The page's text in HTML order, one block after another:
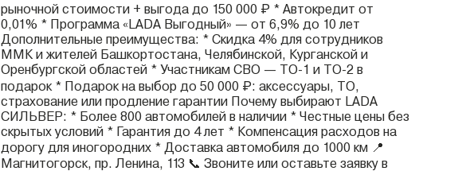
рыночной стоимости + выгода до 150 000 ₽ * Автокредит от
0,01% * Программа «LADA Выгодный» — от 6,9% до 10 лет
Дополнительные преимущества: * Скидка 4% для сотрудников
ММК и жителей Башкортостана, Челябинской, Курганской и
Оренбургской областей * Участникам СВО — ТО-1 и ТО-2 в
подарок * Подарок на выбор до 50 000 ₽: аксессуары, ТО,
страхование или продление гарантии Почему выбирают LADA
СИЛЬВЕР: * Более 800 автомобилей в наличии * Честные цены без
скрытых условий * Гарантия до 4 лет * Компенсация расходов на
дорогу для иногородних * Доставка автомобиля до 1000 км 📍
Магнитогорск, пр. Ленина, 113 📞 Звоните или оставьте заявку в